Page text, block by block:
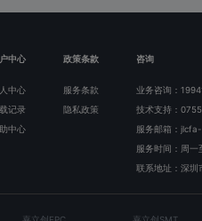
中心 政策条款 咨询
中心 服务条款
业务咨询：
记录 隐私政策
技术支持：
中心
服务邮箱：
服务时间：周
联系地址：深圳